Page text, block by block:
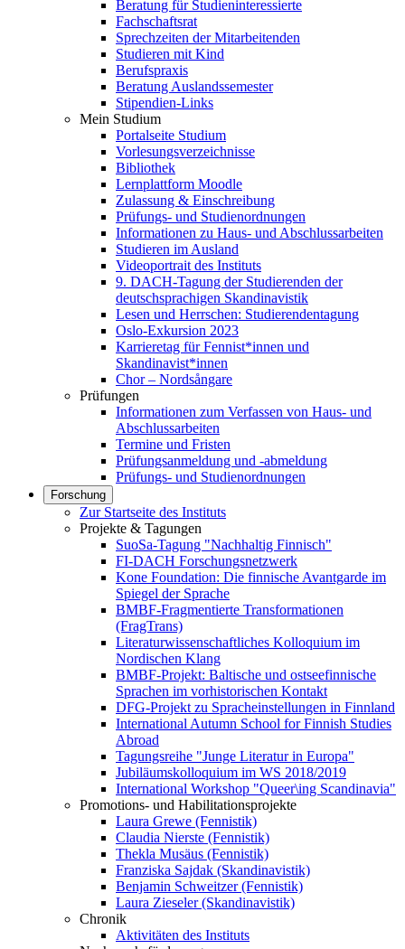
Beratung für Studieninteressierte
Fachschaftsrat
Sprechzeiten der Mitarbeitenden
Studieren mit Kind
Berufspraxis
Beratung Auslandssemester
Stipendien-Links
Mein Studium
Portalseite Studium
Vorlesungsverzeichnisse
Bibliothek
Lernplattform Moodle
Zulassung & Einschreibung
Prüfungs- und Studienordnungen
Informationen zu Haus- und Abschlussarbeiten
Studieren im Ausland
Videoportrait des Instituts
9. DACH-Tagung der Studierenden der
deutschsprachigen Skandinavistik
Lesen und Herrschen: Studierendentagung
Oslo-Exkursion 2023
Karrieretag für Fennist*innen und
Skandinavist*innen
Chor – Nordsångare
Prüfungen
Informationen zum Verfassen von Haus- und
Abschlussarbeiten
Termine und Fristen
Prüfungsanmeldung und -abmeldung
Prüfungs- und Studienordnungen
Forschung
Zur Startseite des Instituts
Projekte & Tagungen
SuoSa-Tagung "Nachhaltig Finnisch"
FI-DACH Forschungsnetzwerk
Kone Foundation: Die finnische Avantgarde im
Spiegel der Sprache
BMBF-Fragmentierte Transformationen
(FragTrans)
Literaturwissenschaftliches Kolloquium im
Nordischen Klang
BMBF-Projekt: Baltische und ostseefinnische
Sprachen im vorhistorischen Kontakt
DFG-Projekt zu Spracheinstellungen in Finnland
International Autumn School for Finnish Studies
Abroad
Tagungsreihe "Junge Literatur in Europa"
Jubiläumskolloquium im WS 2018/2019
International Workshop "Queer\ing Scandinavia"
Promotions- und Habilitationsprojekte
Laura Grewe (Fennistik)
Claudia Nierste (Fennistik)
Thekla Musäus (Fennistik)
Franziska Sajdak (Skandinavistik)
Benjamin Schweitzer (Fennistik)
Laura Zieseler (Skandinavistik)
Chronik
Aktivitäten des Instituts